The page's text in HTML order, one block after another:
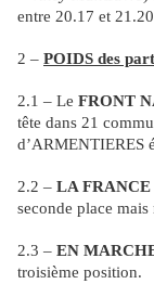
entre 20.17 et
2 – POIDS des
2.1 – Le FRONT
tête dans 21
d’ARMENTIERES
2.2 – LA
seconde place mais
2.3 – EN
troisième position.